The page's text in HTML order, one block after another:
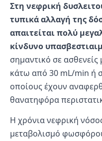
Στη νεφρική
τυπικά αλλαγή της
απαιτείται πολύ
κίνδυνο
σημαντικό σε
κάτω από 30 mL/min ή
οποίους έχουν
θανατηφόρα
Η χρόνια νεφρική
μεταβολισμό